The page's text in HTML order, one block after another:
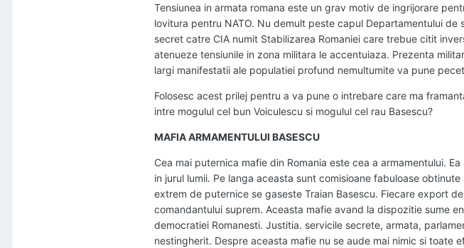
Tensiunea in armata romana este un grav motiv de ingrijorare
lovitura pentru NATO. Nu demult peste capul Departamentului de
secret catre CIA numit Stabilizarea Romaniei care trebue citit
atenueze tensiunile in zona militara le accentuiaza. Prezenta
largi manifestatii ale populatiei profund nemultumite va pune
Folosesc acest prilej pentru a va pune o intrebare care ma
intre mogulul cel bun Voiculescu si mogulul cel rau Basescu?
MAFIA ARMAMENTULUI BASESCU
Cea mai puternica mafie din Romania este cea a armamentului.
in jurul lumii. Pe langa aceasta sunt comisioane fabuloase
extrem de puternice se gaseste Traian Basescu. Fiecare export
comandantului suprem. Aceasta mafie avand la dispozitie sume
democratiei Romanesti. Justitia. servicile secrete, armata,
nestingherit. Despre aceasta mafie nu se aude mai nimic si toate